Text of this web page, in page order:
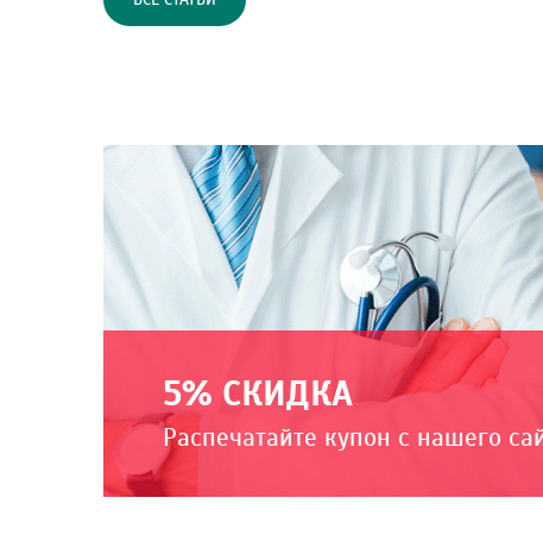
5% СКИДКА
Распечатайте купон с нашего